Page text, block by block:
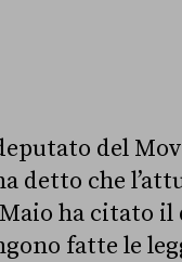
del
detto che
ha citato
fatte le